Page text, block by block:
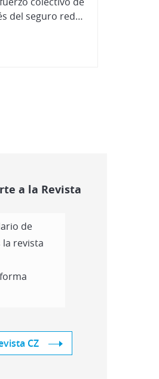
todos los grupos de interés del seguro redunda en beneficio de toda la sociedad.
a la Revista
de
revista
CZ